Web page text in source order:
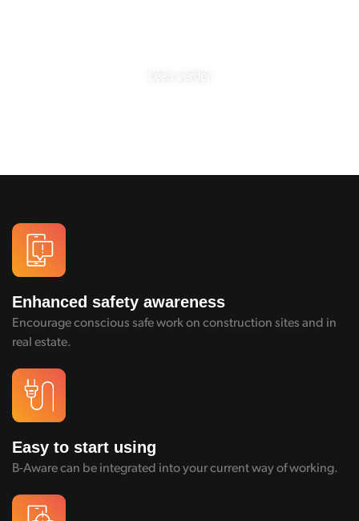
Enhanced safety awareness
Encourage conscious safe work on construction sites and in
real estate.
Easy to start using
B-Aware can be integrated into your current way of working.